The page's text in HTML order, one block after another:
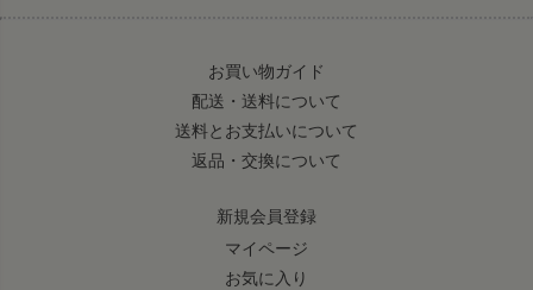
お買い物ガイド
配送・送料について
送料とお支払いについて
返品・交換について
新規会員登録
マイページ
お気に入り